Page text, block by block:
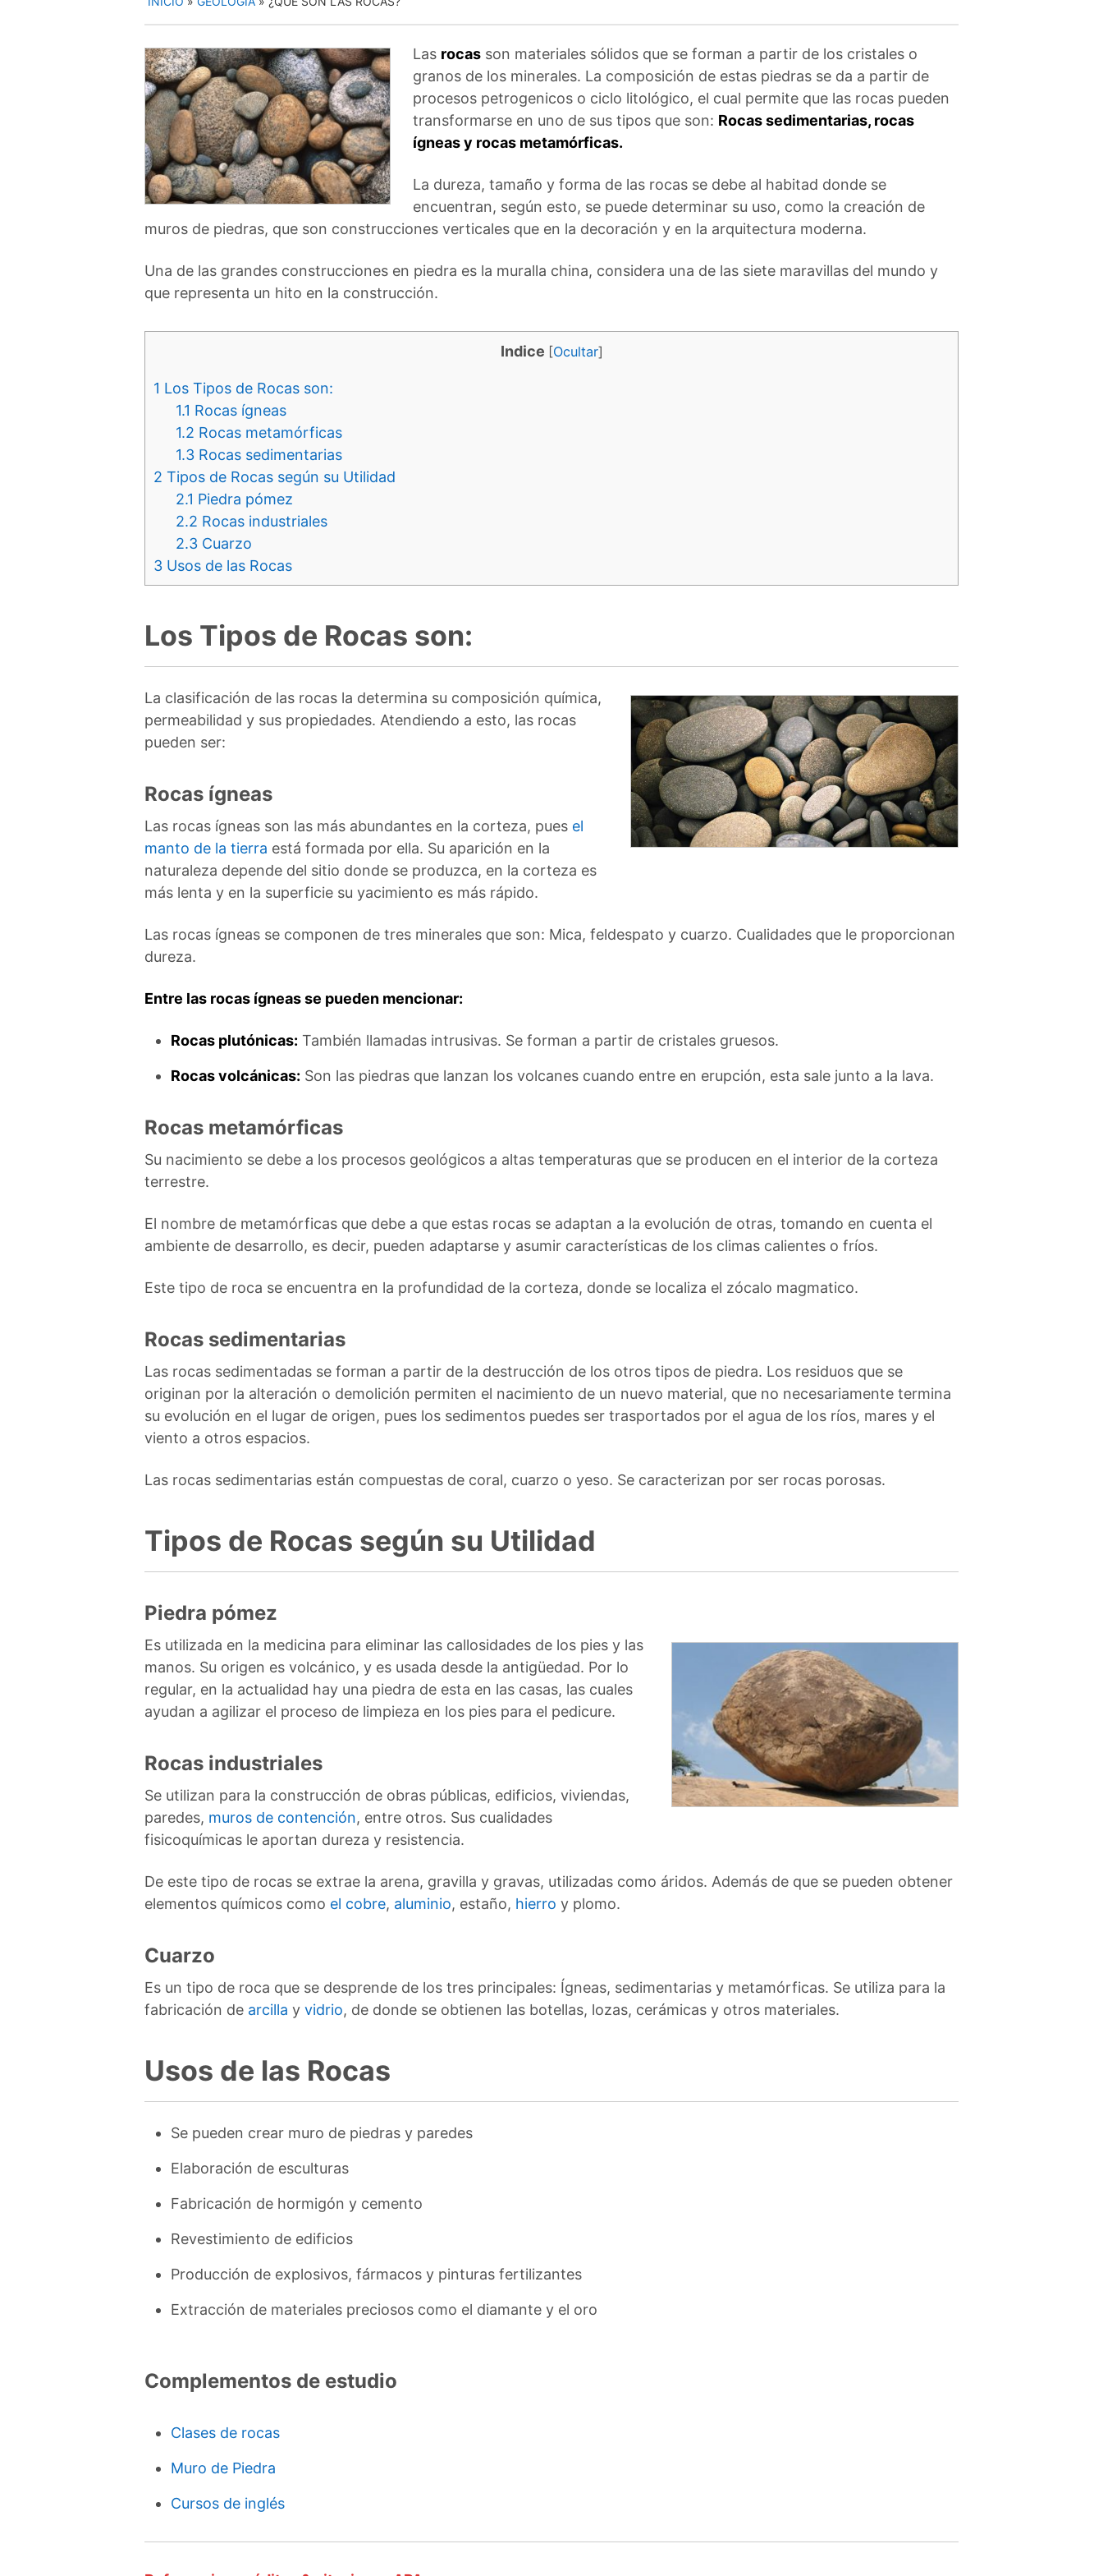
Las rocas son materiales sólidos que se forman a partir de los cristales o
granos de los minerales. La composición de estas piedras se da a partir de
procesos petrogenicos o ciclo litológico, el cual permite que las rocas pueden
transformarse en uno de sus tipos que son: Rocas sedimentarias, rocas
ígneas y rocas metamórficas.
La dureza, tamaño y forma de las rocas se debe al habitad donde se
encuentran, según esto, se puede determinar su uso, como la creación de
muros de piedras, que son construcciones verticales que en la decoración y en la arquitectura moderna.
Una de las grandes construcciones en piedra es la muralla china, considera una de las siete maravillas del mundo y
que representa un hito en la construcción.
Indice [Ocultar]
1 Los Tipos de Rocas son:
1.1 Rocas ígneas
1.2 Rocas metamórficas
1.3 Rocas sedimentarias
2 Tipos de Rocas según su Utilidad
2.1 Piedra pómez
2.2 Rocas industriales
2.3 Cuarzo
3 Usos de las Rocas
Los Tipos de Rocas son:
La clasificación de las rocas la determina su composición química,
permeabilidad y sus propiedades. Atendiendo a esto, las rocas
pueden ser:
Rocas ígneas
Las rocas ígneas son las más abundantes en la corteza, pues el
manto de la tierra está formada por ella. Su aparición en la
naturaleza depende del sitio donde se produzca, en la corteza es
más lenta y en la superficie su yacimiento es más rápido.
Las rocas ígneas se componen de tres minerales que son: Mica, feldespato y cuarzo. Cualidades que le proporcionan
dureza.
Entre las rocas ígneas se pueden mencionar:
Rocas plutónicas: También llamadas intrusivas. Se forman a partir de cristales gruesos.
Rocas volcánicas: Son las piedras que lanzan los volcanes cuando entre en erupción, esta sale junto a la lava.
Rocas metamórficas
Su nacimiento se debe a los procesos geológicos a altas temperaturas que se producen en el interior de la corteza
terrestre.
El nombre de metamórficas que debe a que estas rocas se adaptan a la evolución de otras, tomando en cuenta el
ambiente de desarrollo, es decir, pueden adaptarse y asumir características de los climas calientes o fríos.
Este tipo de roca se encuentra en la profundidad de la corteza, donde se localiza el zócalo magmatico.
Rocas sedimentarias
Las rocas sedimentadas se forman a partir de la destrucción de los otros tipos de piedra. Los residuos que se
originan por la alteración o demolición permiten el nacimiento de un nuevo material, que no necesariamente termina
su evolución en el lugar de origen, pues los sedimentos puedes ser trasportados por el agua de los ríos, mares y el
viento a otros espacios.
Las rocas sedimentarias están compuestas de coral, cuarzo o yeso. Se caracterizan por ser rocas porosas.
Tipos de Rocas según su Utilidad
Piedra pómez
Es utilizada en la medicina para eliminar las callosidades de los pies y las
manos. Su origen es volcánico, y es usada desde la antigüedad. Por lo
regular, en la actualidad hay una piedra de esta en las casas, las cuales
ayudan a agilizar el proceso de limpieza en los pies para el pedicure.
Rocas industriales
Se utilizan para la construcción de obras públicas, edificios, viviendas,
paredes, muros de contención, entre otros. Sus cualidades
fisicoquímicas le aportan dureza y resistencia.
De este tipo de rocas se extrae la arena, gravilla y gravas, utilizadas como áridos. Además de que se pueden obtener
elementos químicos como el cobre, aluminio, estaño, hierro y plomo.
Cuarzo
Es un tipo de roca que se desprende de los tres principales: Ígneas, sedimentarias y metamórficas. Se utiliza para la
fabricación de arcilla y vidrio, de donde se obtienen las botellas, lozas, cerámicas y otros materiales.
Usos de las Rocas
Se pueden crear muro de piedras y paredes
Elaboración de esculturas
Fabricación de hormigón y cemento
Revestimiento de edificios
Producción de explosivos, fármacos y pinturas fertilizantes
Extracción de materiales preciosos como el diamante y el oro
Complementos de estudio
Clases de rocas
Muro de Piedra
Cursos de inglés